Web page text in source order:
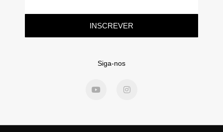
INSCREVER
Siga-nos